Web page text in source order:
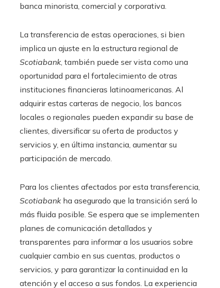
banca minorista, comercial y corporativa.
La transferencia de estas operaciones, si bien
implica un ajuste en la estructura regional de
Scotiabank, también puede ser vista como una
oportunidad para el fortalecimiento de otras
instituciones financieras latinoamericanas. Al
adquirir estas carteras de negocio, los bancos
locales o regionales pueden expandir su base de
clientes, diversificar su oferta de productos y
servicios y, en última instancia, aumentar su
participación de mercado.
Para los clientes afectados por esta transferencia,
Scotiabankha asegurado que la transición será lo
más fluida posible. Se espera que se implementen
planes de comunicación detallados y
transparentes para informar a los usuarios sobre
cualquier cambio en sus cuentas, productos o
servicios, y para garantizar la continuidad en la
atención y el acceso a sus fondos. La experiencia